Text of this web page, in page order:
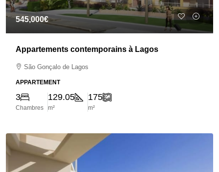
545,000€
Appartements contemporains à Lagos
São Gonçalo de Lagos
APPARTEMENT
3
Chambres
129.05
m²
175
m²